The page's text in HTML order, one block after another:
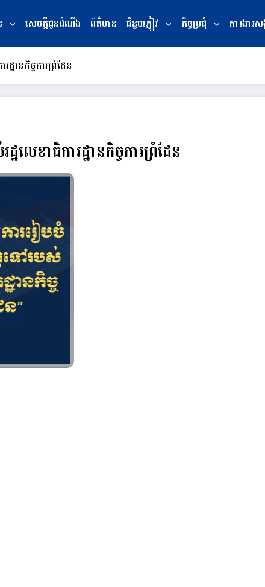
សេចក្ដីជូនដំណឹង ព័ត៌មាន ជំនួបភ្ញៀវ កិច្ចប្រជុំ ការងារស
ឋានកិច្ចការព្រំដែន
លេខាធិការដ្ឋានកិច្ចការព្រំដែន